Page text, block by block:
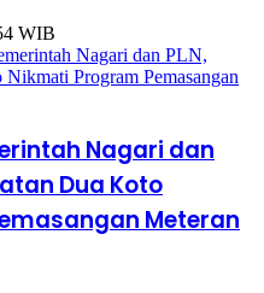
WIB
Nagari dan
Dua Koto
Meteran